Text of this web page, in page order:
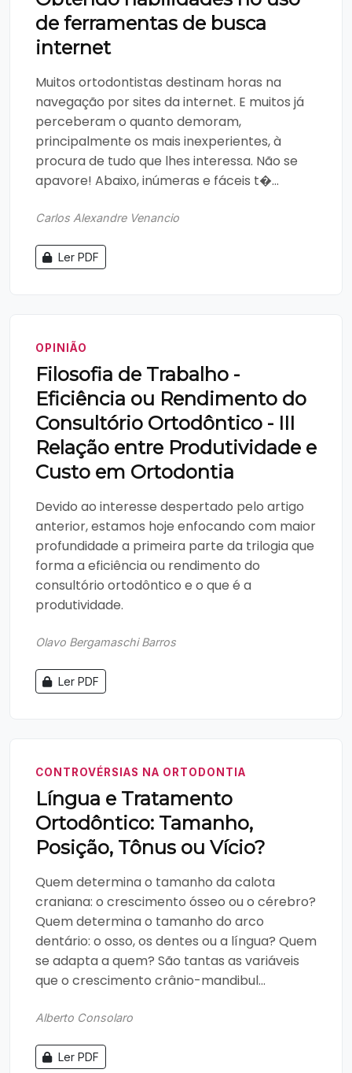
de ferramentas de busca
internet
Muitos ortodontistas destinam horas na
navegação por sites da internet. E muitos já
perceberam o quanto demoram,
principalmente os mais inexperientes, à
procura de tudo que lhes interessa. Não se
apavore! Abaixo, inúmeras e fáceis t�...
Carlos Alexandre Venancio
Ler PDF
OPINIÃO
Filosofia de Trabalho -
Eficiência ou Rendimento do
Consultório Ortodôntico - III
Relação entre Produtividade e
Custo em Ortodontia
Devido ao interesse despertado pelo artigo
anterior, estamos hoje enfocando com maior
profundidade a primeira parte da trilogia que
forma a eficiência ou rendimento do
consultório ortodôntico e o que é a
produtividade.
Olavo Bergamaschi Barros
Ler PDF
CONTROVÉRSIAS NA ORTODONTIA
Língua e Tratamento
Ortodôntico: Tamanho,
Posição, Tônus ou Vício?
Quem determina o tamanho da calota
craniana: o crescimento ósseo ou o cérebro?
Quem determina o tamanho do arco
dentário: o osso, os dentes ou a língua? Quem
se adapta a quem? São tantas as variáveis
que o crescimento crânio-mandibul...
Alberto Consolaro
Ler PDF